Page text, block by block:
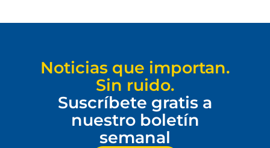
Noticias que importan.
Sin ruido.
Suscríbete gratis a
nuestro boletín
semanal